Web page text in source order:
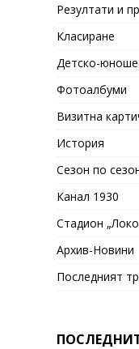
Резултати и
Класиране
Детско-
Фотоалбуми
Визитна
История
Сезон по
Канал 1930
Стадион
Архив-Новини
Последният